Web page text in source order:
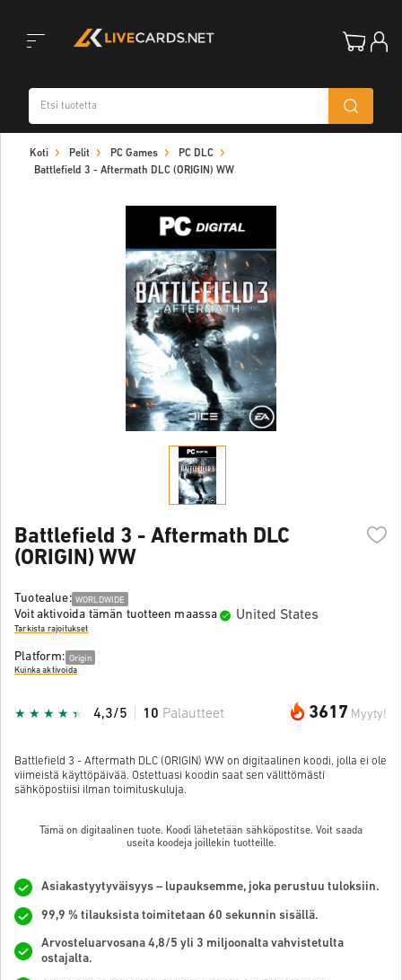
navigation
Koti Pelit PC Games
PC DLC
Battlefield 3 - Aftermath DLC (ORIGIN) WW
Battlefield 3 - Aftermath DLC
(ORIGIN) WW
Tuotealue: WORLDWIDE
Voit aktivoida tämän tuotteen maassa United States
Tarkista rajoitukset
Platform: Origin
Kuinka aktivoida
3617 Myyty!
4,3/5 10 Palautteet
Battlefield 3 - Aftermath DLC (ORIGIN) WW on digitaalinen koodi, jolla ei ole
viimeistä käyttöpäivää. Ostettuasi koodin saat sen välittömästi
sähköpostiisi ilman toimituskuluja.
Tämä on digitaalinen tuote. Koodi lähetetään sähköpostitse. Voit saada
useita koodeja joillekin tuotteille.
Asiakastyytyväisyys – lupauksemme, joka perustuu tuloksiin.
99,9 % tilauksista toimitetaan 60 sekunnin sisällä.
Arvosteluarvosana 4,8/5 yli 3 miljoonalta vahvistetulta
ostajalta.